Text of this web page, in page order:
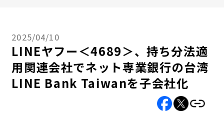
2025/04/10
LINEヤフー＜4689＞、持ち分法適
用関連会社でネット専業銀行の台湾
LINE Bank Taiwanを子会社化